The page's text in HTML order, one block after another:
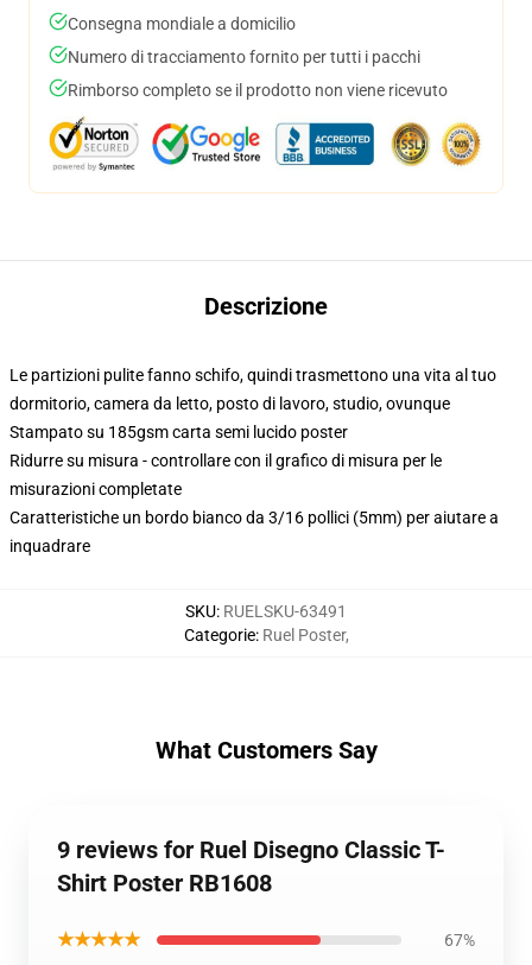
Consegna mondiale a domicilio
Numero di tracciamento fornito per tutti i pacchi
Rimborso completo se il prodotto non viene ricevuto
Descrizione
Le partizioni pulite fanno schifo, quindi trasmettono una vita al tuo
dormitorio, camera da letto, posto di lavoro, studio, ovunque
Stampato su 185gsm carta semi lucido poster
Ridurre su misura - controllare con il grafico di misura per le
misurazioni completate
Caratteristiche un bordo bianco da 3/16 pollici (5mm) per aiutare a
inquadrare
SKU: RUELSKU-63491
Categorie: Ruel Poster,
What Customers Say
9 reviews for Ruel Disegno Classic T-
Shirt Poster RB1608
★★★★★ 67%